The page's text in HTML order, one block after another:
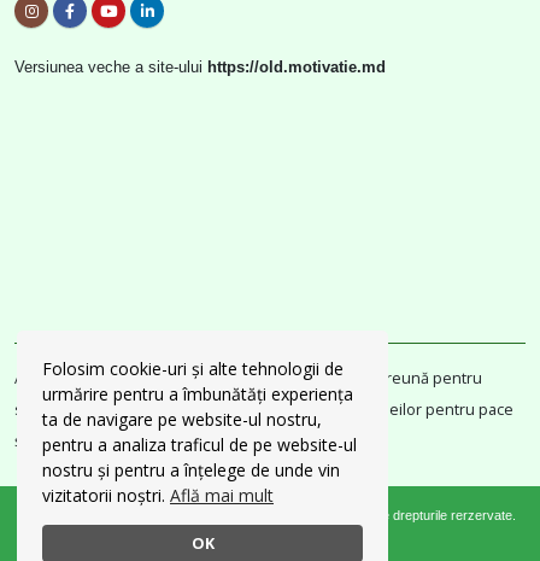
Folosim cookie-uri și alte tehnologii de
urmărire pentru a îmbunătăți experiența
ta de navigare pe website-ul nostru,
pentru a analiza traficul de pe website-ul
nostru și pentru a înțelege de unde vin
vizitatorii noștri. Află mai mult
OK
Versiunea veche a site-ului https://old.motivatie.md
Acest Web site a fost renovat grație proiectului „Împreună pentru
solidaritate” cu susținerea UN Women și Fondul Femeilor pentru pace
și asistență umanitară.
© Copyright 2026 | Asociația „MOTIVAȚIE” din Moldova | Toate drepturile rerzervate.